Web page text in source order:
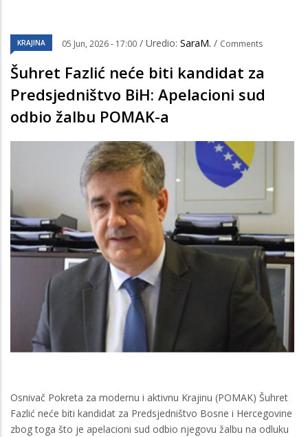
KRAJINA 05 Jun, 2026 - 17:00 / Uredio: SaraM. / Comments
Šuhret Fazlić neće biti kandidat za
Predsjedništvo BiH: Apelacioni sud
odbio žalbu POMAK-a
Osnivač Pokreta za modernu i aktivnu Krajinu (POMAK) Šuhret
Fazlić neće biti kandidat za Predsjedništvo Bosne i Hercegovine
zbog toga što je apelacioni sud odbio njegovu žalbu na odluku